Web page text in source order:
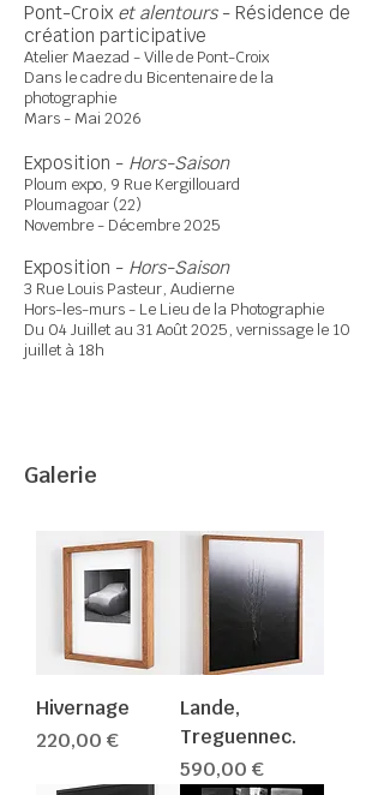
Pont-Croix et alentours- Résidence de
création participative
Atelier Maezad - Ville de Pont-Croix
Dans le cadre du Bicentenaire de la
photographie
Mars - Mai 2026
Exposition - Hors-Saison
Ploum expo, 9 Rue Kergillouard
Ploumagoar (22)
Novembre - Décembre 2025
Exposition - Hors-Saison
3 Rue Louis Pasteur, Audierne
Hors-les-murs - Le Lieu de la Photographie​​
Du 04 Juillet au 31 Août 2025, vernissage le 10
juillet à 18h
Galerie
Hivernage
Prix
220,00 €
Lande,
Treguennec.
Prix
590,00 €